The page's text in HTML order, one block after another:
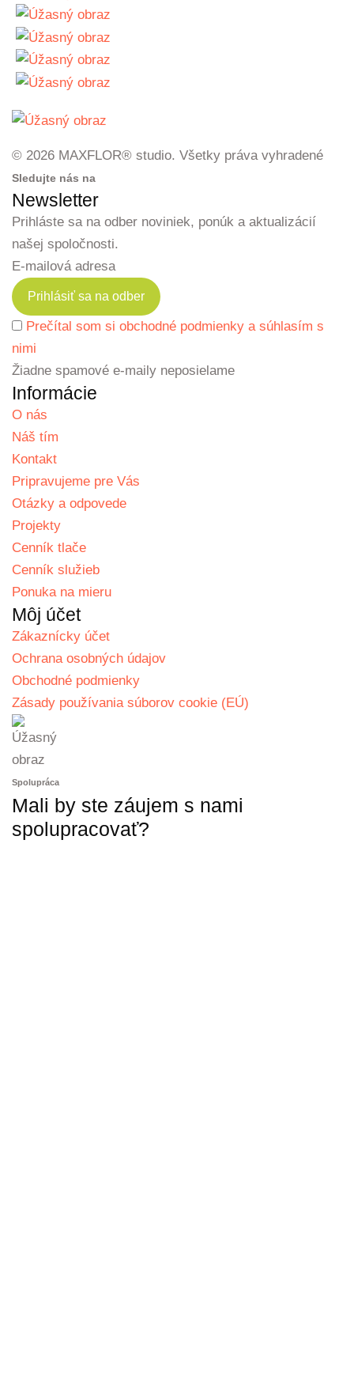
© 2026 MAXFLOR® studio. Všetky práva vyhradené
Sledujte nás na
Newsletter
Prihláste sa na odber noviniek, ponúk a aktualizácií
našej spoločnosti.
E-mailová adresa
Prečítal som si obchodné podmienky a súhlasím s
nimi
Žiadne spamové e-maily neposielame
Informácie
O nás
Náš tím
Kontakt
Pripravujeme pre Vás
Otázky a odpovede
Projekty
Cenník tlače
Cenník služieb
Ponuka na mieru
Môj účet
Zákaznícky účet
Ochrana osobných údajov
Obchodné podmienky
Zásady používania súborov cookie (EÚ)
Spolupráca
Mali by ste záujem s nami
spolupracovať?